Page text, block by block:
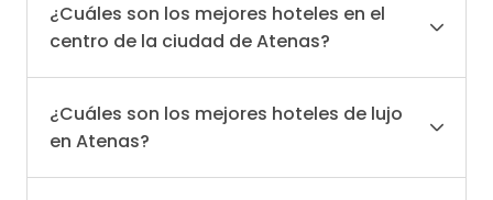
¿Cuáles son los mejores hoteles en el
centro de la ciudad de Atenas?
¿Cuáles son los mejores hoteles de lujo
en Atenas?